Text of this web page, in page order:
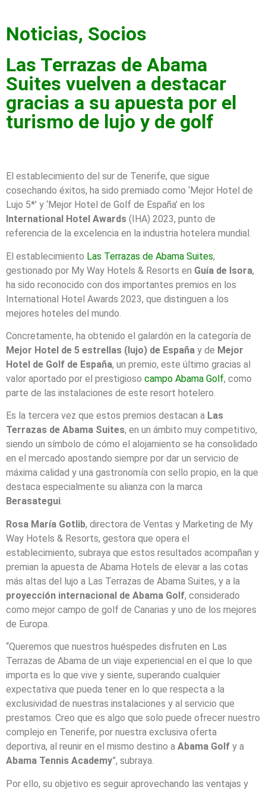
Noticias, Socios
Las Terrazas de Abama
Suites vuelven a destacar
gracias a su apuesta por el
turismo de lujo y de golf
El establecimiento del sur de Tenerife, que sigue
cosechando éxitos, ha sido premiado como ‘Mejor Hotel de
Lujo 5*’ y ‘Mejor Hotel de Golf de España’ en los
International Hotel Awards (IHA) 2023, punto de
referencia de la excelencia en la industria hotelera mundial.
El establecimiento Las Terrazas de Abama Suites,
gestionado por My Way Hotels & Resorts en Guía de Isora,
ha sido reconocido con dos importantes premios en los
International Hotel Awards 2023, que distinguen a los
mejores hoteles del mundo.
Concretamente, ha obtenido el galardón en la categoría de
Mejor Hotel de 5 estrellas (lujo) de España y de Mejor
Hotel de Golf de España, un premio, este último gracias al
valor aportado por el prestigioso campo Abama Golf, como
parte de las instalaciones de este resort hotelero.
Es la tercera vez que estos premios destacan a Las
Terrazas de Abama Suites, en un ámbito muy competitivo,
siendo un símbolo de cómo el alojamiento se ha consolidado
en el mercado apostando siempre por dar un servicio de
máxima calidad y una gastronomía con sello propio, en la que
destaca especialmente su alianza con la marca
Berasategui.
Rosa María Gotlib, directora de Ventas y Marketing de My
Way Hotels & Resorts, gestora que opera el
establecimiento, subraya que estos resultados acompañan y
premian la apuesta de Abama Hotels de elevar a las cotas
más altas del lujo a Las Terrazas de Abama Suites, y a la
proyección internacional de Abama Golf, considerado
como mejor campo de golf de Canarias y uno de los mejores
de Europa.
“Queremos que nuestros huéspedes disfruten en Las
Terrazas de Abama de un viaje experiencial en el que lo que
importa es lo que vive y siente, superando cualquier
expectativa que pueda tener en lo que respecta a la
exclusividad de nuestras instalaciones y al servicio que
prestamos. Creo que es algo que solo puede ofrecer nuestro
complejo en Tenerife, por nuestra exclusiva oferta
deportiva, al reunir en el mismo destino a Abama Golf y a
Abama Tennis Academy”, subraya.
Por ello, su objetivo es seguir aprovechando las ventajas y